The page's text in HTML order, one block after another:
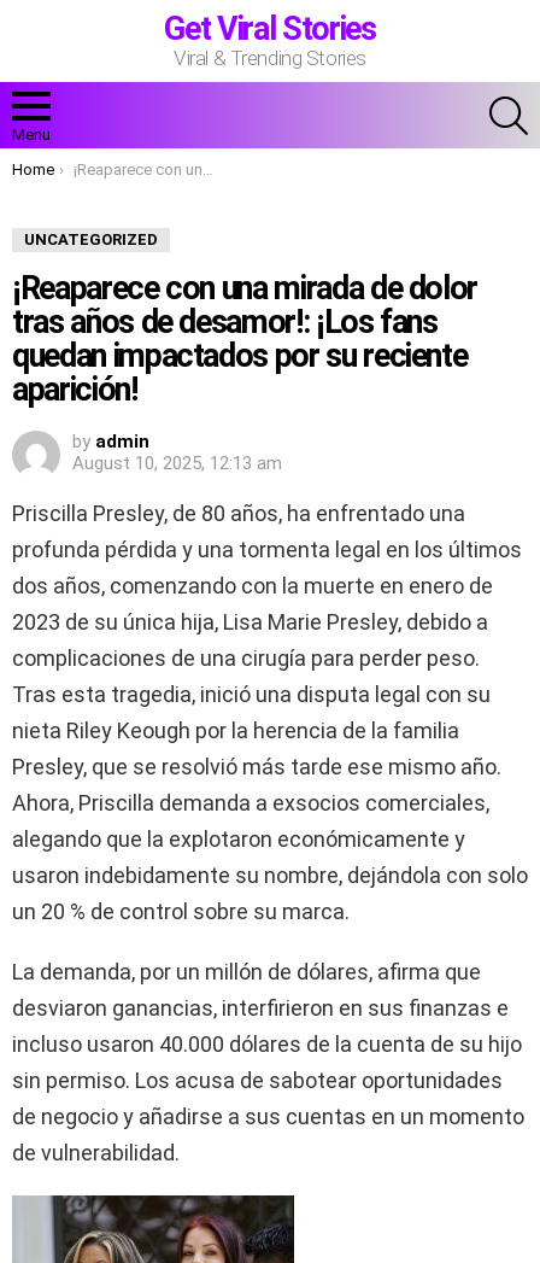
Get Viral Stories
Viral & Trending Stories
Menu
You are here:
Home ¡Reaparece con una mirada de dolor tras años de desamor!: ¡Los fans quedan impactados por su reciente aparición!
UNCATEGORIZED
¡Reaparece con una mirada de dolor
tras años de desamor!: ¡Los fans
quedan impactados por su reciente
aparición!
by admin
August 10, 2025, 12:13 am
Priscilla Presley, de 80 años, ha enfrentado una
profunda pérdida y una tormenta legal en los últimos
dos años, comenzando con la muerte en enero de
2023 de su única hija, Lisa Marie Presley, debido a
complicaciones de una cirugía para perder peso.
Tras esta tragedia, inició una disputa legal con su
nieta Riley Keough por la herencia de la familia
Presley, que se resolvió más tarde ese mismo año.
Ahora, Priscilla demanda a exsocios comerciales,
alegando que la explotaron económicamente y
usaron indebidamente su nombre, dejándola con solo
un 20 % de control sobre su marca.
La demanda, por un millón de dólares, afirma que
desviaron ganancias, interfirieron en sus finanzas e
incluso usaron 40.000 dólares de la cuenta de su hijo
sin permiso. Los acusa de sabotear oportunidades
de negocio y añadirse a sus cuentas en un momento
de vulnerabilidad.